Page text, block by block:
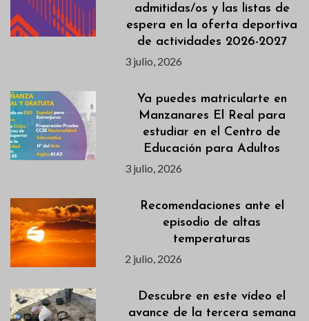
admitidas/os y las listas de
espera en la oferta deportiva
de actividades 2026-2027
3 julio, 2026
Ya puedes matricularte en
Manzanares El Real para
estudiar en el Centro de
Educación para Adultos
3 julio, 2026
Recomendaciones ante el
episodio de altas
temperaturas
2 julio, 2026
Descubre en este vídeo el
avance de la tercera semana